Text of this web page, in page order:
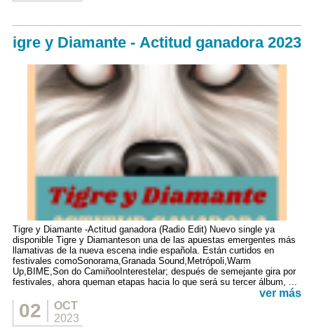
igre y Diamante - Actitud ganadora 2023
Tigre y Diamante -Actitud ganadora (Radio Edit) Nuevo single ya
disponible Tigre y Diamanteson una de las apuestas emergentes más
llamativas de la nueva escena indie española. Están curtidos en
festivales comoSonorama,Granada Sound,Metrópoli,Warm
Up,BIME,Son do CamiñooInterestelar; después de semejante gira por
festivales, ahora queman etapas hacia lo que será su tercer álbum, ...
ver más
02
OCT
2023